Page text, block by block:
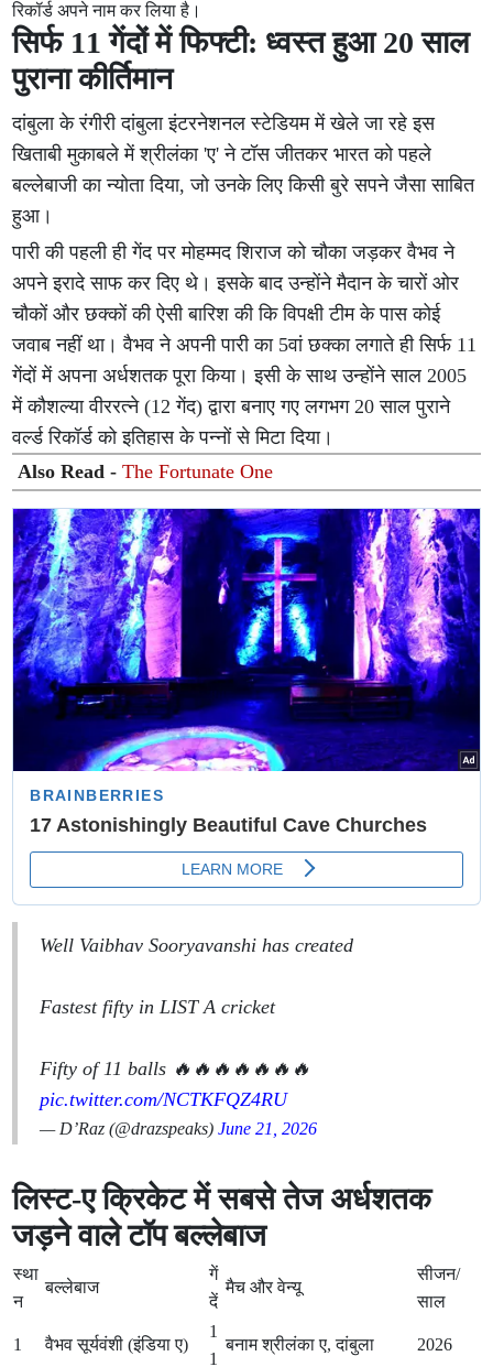
रिकॉर्ड अपने नाम कर लिया है।
सिर्फ 11 गेंदों में फिफ्टी: ध्वस्त हुआ 20 साल
पुराना कीर्तिमान
दांबुला के रंगीरी दांबुला इंटरनेशनल स्टेडियम में खेले जा रहे इस
खिताबी मुकाबले में श्रीलंका 'ए' ने टॉस जीतकर भारत को पहले
बल्लेबाजी का न्योता दिया, जो उनके लिए किसी बुरे सपने जैसा साबित
हुआ।
पारी की पहली ही गेंद पर मोहम्मद शिराज को चौका जड़कर वैभव ने
अपने इरादे साफ कर दिए थे। इसके बाद उन्होंने मैदान के चारों ओर
चौकों और छक्कों की ऐसी बारिश की कि विपक्षी टीम के पास कोई
जवाब नहीं था। वैभव ने अपनी पारी का 5वां छक्का लगाते ही सिर्फ 11
गेंदों में अपना अर्धशतक पूरा किया। इसी के साथ उन्होंने साल 2005
में कौशल्या वीररत्ने (12 गेंद) द्वारा बनाए गए लगभग 20 साल पुराने
वर्ल्ड रिकॉर्ड को इतिहास के पन्नों से मिटा दिया।
Also Read -The Fortunate One
Well Vaibhav Sooryavanshi has created
Fastest fifty in LIST A cricket
Fifty of 11 balls 🔥🔥🔥🔥🔥🔥🔥
pic.twitter.com/NCTKFQZ4RU
— D’Raz (@drazspeaks)June 21, 2026
लिस्ट-ए क्रिकेट में सबसे तेज अर्धशतक
जड़ने वाले टॉप बल्लेबाज
स्था
न
बल्लेबाज
गें
दें
मैच और वेन्यू
सीजन/
साल
1 वैभव सूर्यवंशी (इंडिया ए)
1
1
बनाम श्रीलंका ए, दांबुला 2026